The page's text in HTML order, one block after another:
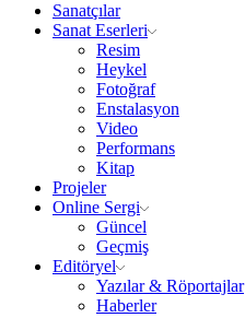
Sanatçılar
Sanat Eserleri
Resim
Heykel
Fotoğraf
Enstalasyon
Video
Performans
Kitap
Projeler
Online Sergi
Güncel
Geçmiş
Editöryel
Yazılar & Röportajlar
Haberler